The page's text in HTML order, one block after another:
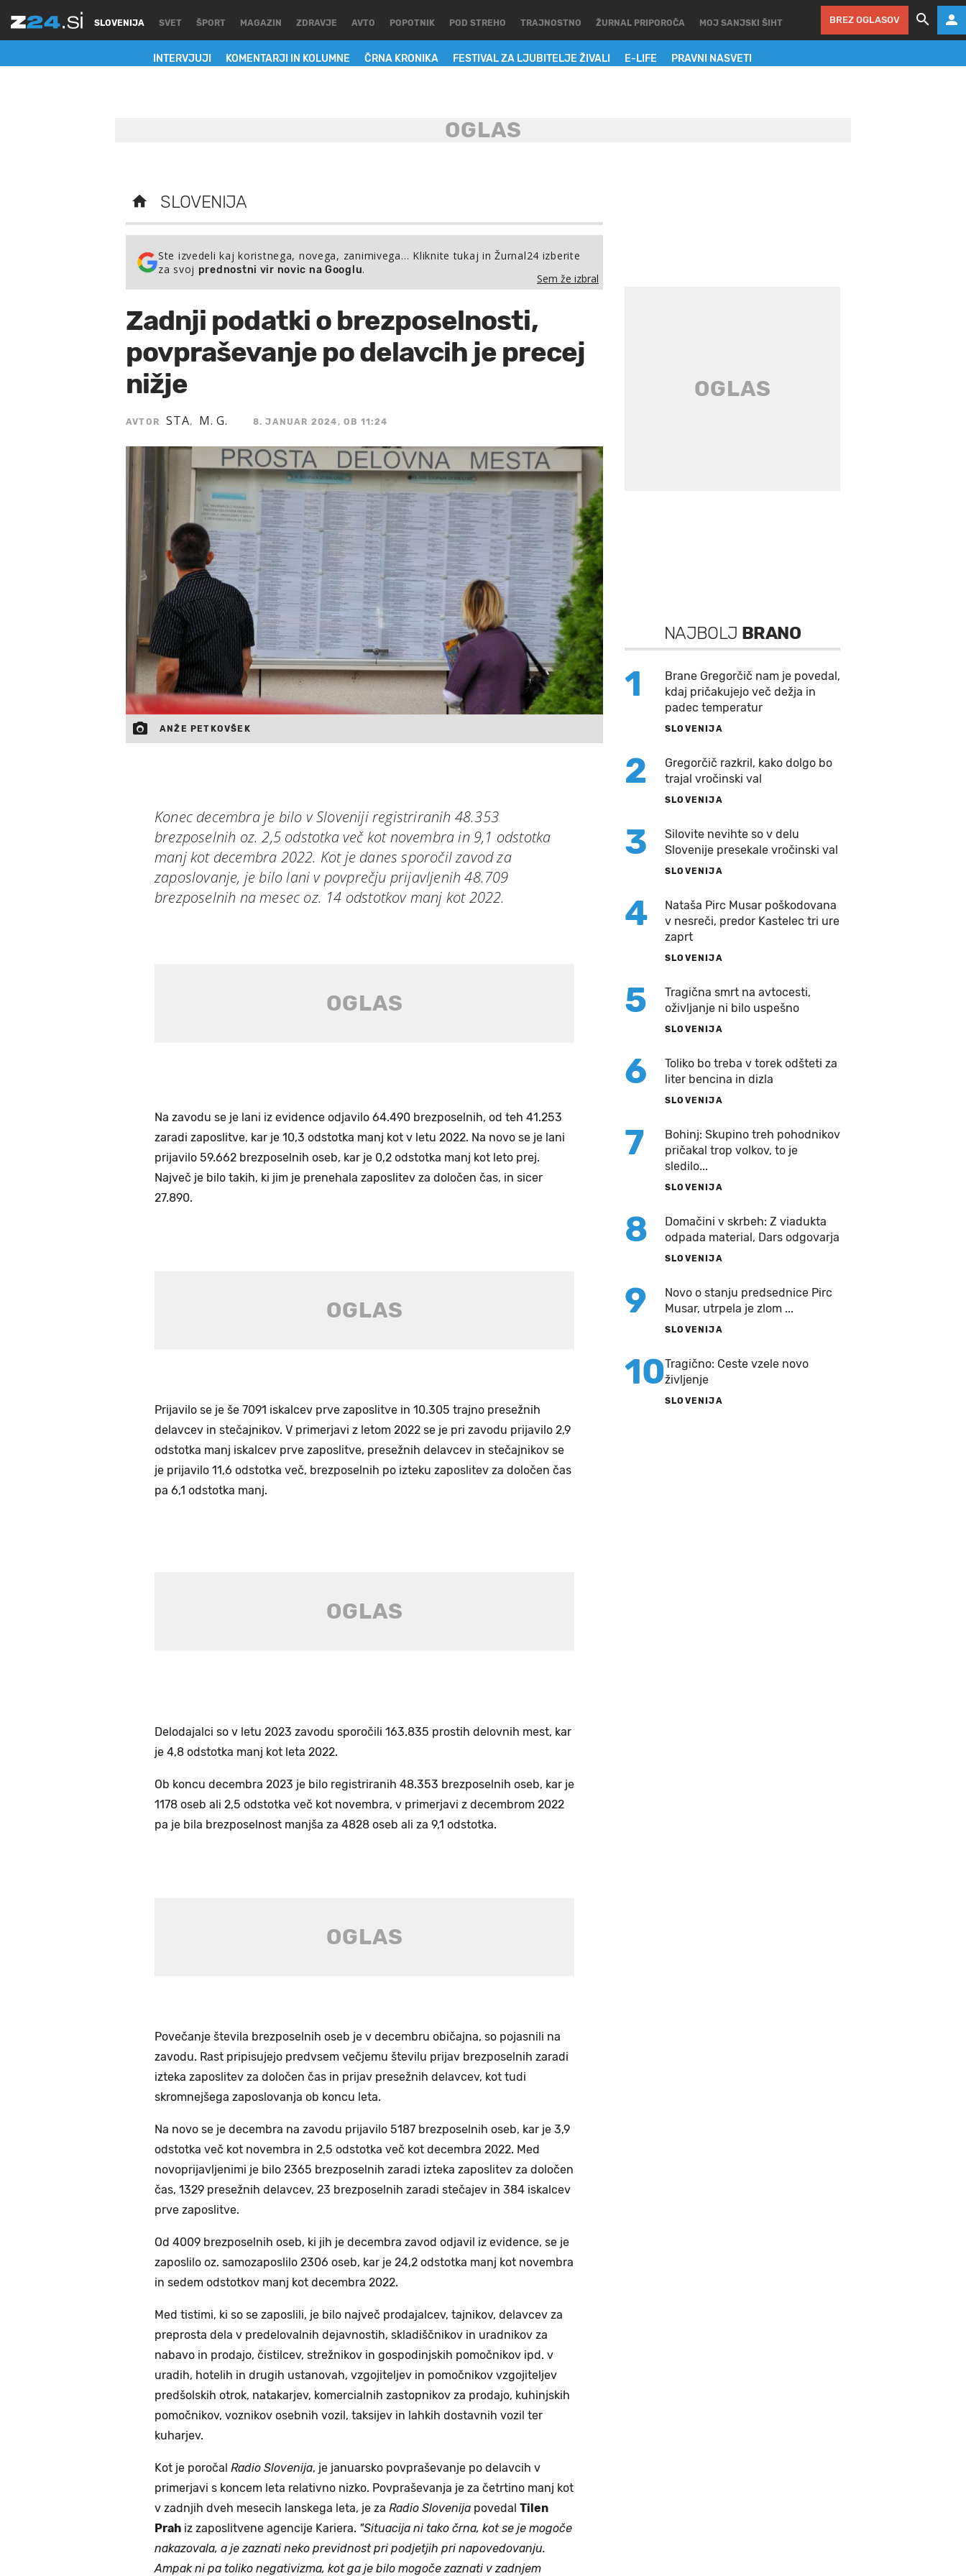
SLOVENIJA
INTERVJUJI KOMENTARJI IN KOLUMNE ČRNA KRONIKA FESTIVAL ZA LJUBITELJE ŽIVALI E-LIFE PRAVNI NASVETI
SVET ŠPORT MAGAZIN ZDRAVJE AVTO POPOTNIK POD STREHO TRAJNOSTNO ŽURNAL PRIPOROČA MOJ SANJSKI ŠIHT BREZ OGLASOV
SLOVENIJA
Ste izvedeli kaj koristnega, novega, zanimivega… Kliknite tukaj in Žurnal24 izberite
za svoj prednostni vir novic na Googlu.
Sem že izbral
Zadnji podatki o brezposelnosti,
povpraševanje po delavcih je precej
nižje
AVTOR STA, M. G. 8. JANUAR 2024, OB 11:24
ANŽE PETKOVŠEK
Konec decembra je bilo v Sloveniji registriranih 48.353
brezposelnih oz. 2,5 odstotka več kot novembra in 9,1 odstotka
manj kot decembra 2022. Kot je danes sporočil zavod za
zaposlovanje, je bilo lani v povprečju prijavljenih 48.709
brezposelnih na mesec oz. 14 odstotkov manj kot 2022.
Na zavodu se je lani iz evidence odjavilo 64.490 brezposelnih, od teh 41.253
zaradi zaposlitve, kar je 10,3 odstotka manj kot v letu 2022. Na novo se je lani
prijavilo 59.662 brezposelnih oseb, kar je 0,2 odstotka manj kot leto prej.
Največ je bilo takih, ki jim je prenehala zaposlitev za določen čas, in sicer
27.890.
Prijavilo se je še 7091 iskalcev prve zaposlitve in 10.305 trajno presežnih
delavcev in stečajnikov. V primerjavi z letom 2022 se je pri zavodu prijavilo 2,9
odstotka manj iskalcev prve zaposlitve, presežnih delavcev in stečajnikov se
je prijavilo 11,6 odstotka več, brezposelnih po izteku zaposlitev za določen čas
pa 6,1 odstotka manj.
Delodajalci so v letu 2023 zavodu sporočili 163.835 prostih delovnih mest, kar
je 4,8 odstotka manj kot leta 2022.
Ob koncu decembra 2023 je bilo registriranih 48.353 brezposelnih oseb, kar je
1178 oseb ali 2,5 odstotka več kot novembra, v primerjavi z decembrom 2022
pa je bila brezposelnost manjša za 4828 oseb ali za 9,1 odstotka.
Povečanje števila brezposelnih oseb je v decembru običajna, so pojasnili na
zavodu. Rast pripisujejo predvsem večjemu številu prijav brezposelnih zaradi
izteka zaposlitev za določen čas in prijav presežnih delavcev, kot tudi
skromnejšega zaposlovanja ob koncu leta.
Na novo se je decembra na zavodu prijavilo 5187 brezposelnih oseb, kar je 3,9
odstotka več kot novembra in 2,5 odstotka več kot decembra 2022. Med
novoprijavljenimi je bilo 2365 brezposelnih zaradi izteka zaposlitev za določen
čas, 1329 presežnih delavcev, 23 brezposelnih zaradi stečajev in 384 iskalcev
prve zaposlitve.
Od 4009 brezposelnih oseb, ki jih je decembra zavod odjavil iz evidence, se je
zaposlilo oz. samozaposlilo 2306 oseb, kar je 24,2 odstotka manj kot novembra
in sedem odstotkov manj kot decembra 2022.
Med tistimi, ki so se zaposlili, je bilo največ prodajalcev, tajnikov, delavcev za
preprosta dela v predelovalnih dejavnostih, skladiščnikov in uradnikov za
nabavo in prodajo, čistilcev, strežnikov in gospodinjskih pomočnikov ipd. v
uradih, hotelih in drugih ustanovah, vzgojiteljev in pomočnikov vzgojiteljev
predšolskih otrok, natakarjev, komercialnih zastopnikov za prodajo, kuhinjskih
pomočnikov, voznikov osebnih vozil, taksijev in lahkih dostavnih vozil ter
kuharjev.
Kot je poročal Radio Slovenija, je januarsko povpraševanje po delavcih v
primerjavi s koncem leta relativno nizko. Povpraševanja je za četrtino manj kot
v zadnjih dveh mesecih lanskega leta, je za Radio Slovenija povedal Tilen
Prah iz zaposlitvene agencije Kariera. "Situacija ni tako črna, kot se je mogoče
nakazovala, a je zaznati neko previdnost pri podjetjih pri napovedovanju.
Ampak ni pa toliko negativizma, kot ga je bilo mogoče zaznati v zadnjem
NAJBOLJ BRANO
1
Brane Gregorčič nam je povedal,
kdaj pričakujejo več dežja in
padec temperatur
SLOVENIJA
2
Gregorčič razkril, kako dolgo bo
trajal vročinski val
SLOVENIJA
3
Silovite nevihte so v delu
Slovenije presekale vročinski val
SLOVENIJA
4
Nataša Pirc Musar poškodovana
v nesreči, predor Kastelec tri ure
zaprt
SLOVENIJA
5
Tragična smrt na avtocesti,
oživljanje ni bilo uspešno
SLOVENIJA
6
Toliko bo treba v torek odšteti za
liter bencina in dizla
SLOVENIJA
7
Bohinj: Skupino treh pohodnikov
pričakal trop volkov, to je
sledilo...
SLOVENIJA
8
Domačini v skrbeh: Z viadukta
odpada material, Dars odgovarja
SLOVENIJA
9
Novo o stanju predsednice Pirc
Musar, utrpela je zlom ...
SLOVENIJA
10Tragično: Ceste vzele novo
življenje
SLOVENIJA